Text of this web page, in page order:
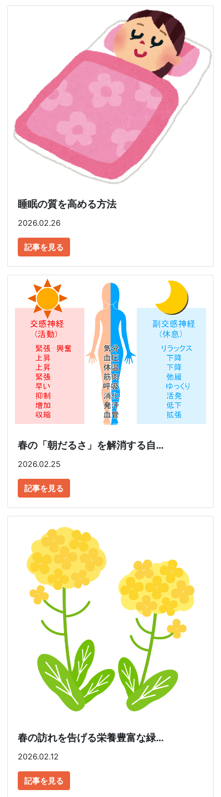
睡眠の質を高める方法
2026.02.26
記事を見る
春の「朝だるさ」を解消する自…
2026.02.25
記事を見る
春の訪れを告げる栄養豊富な緑…
2026.02.12
記事を見る